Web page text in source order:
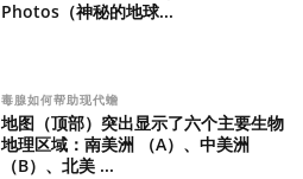
Photos（神秘的地球...
毒腺如何帮助现代蟾
地图（顶部）突出显示了六个主要生物
地理区域：南美洲 （A）、中美洲
（B）、北美 ...